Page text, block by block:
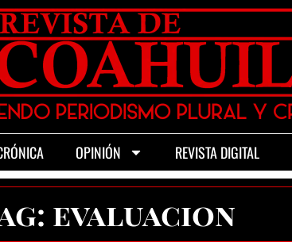
OPINIÓN REVISTA DIGITAL
evaluacion